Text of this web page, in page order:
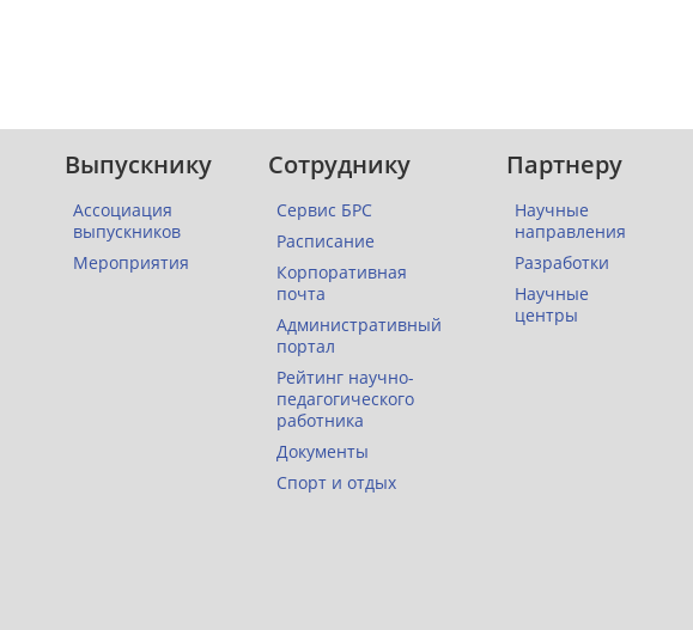
Выпускнику
Ассоциация
выпускников
Мероприятия
Сотруднику
Сервис БРС
Расписание
Корпоративная
почта
Административный
портал
Рейтинг научно-
педагогического
работника
Документы
Спорт и отдых
Партнеру
Научные
направления
Разработки
Научные
центры